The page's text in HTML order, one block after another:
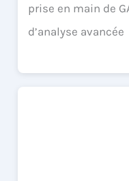
prise en main de
d’analyse avancée